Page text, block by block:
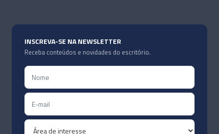
INSCREVA-SE NA NEWSLETTER
Receba conteúdos e novidades do escritório.